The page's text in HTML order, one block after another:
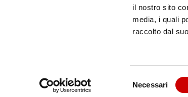
il nostro sito
media, i quali
raccolto dal
Necessari
© 2025 Radio Marte S.r.l | P.IVA